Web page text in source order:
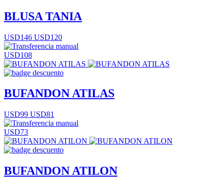
BLUSA TANIA
USD146 USD120
USD108
BUFANDON ATILAS
USD99 USD81
USD73
BUFANDON ATILON